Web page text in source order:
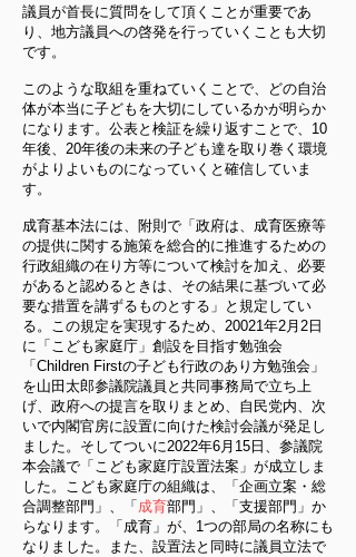
議員が首長に質問をして頂くことが重要であ
り、地方議員への啓発を行っていくことも大切
です。
このような取組を重ねていくことで、どの自治
体が本当に子どもを大切にしているかが明らか
になります。公表と検証を繰り返すことで、10
年後、20年後の未来の子ども達を取り巻く環境
がよりよいものになっていくと確信していま
す。
成育基本法には、附則で「政府は、成育医療等
の提供に関する施策を総合的に推進するための
行政組織の在り方等について検討を加え、必要
があると認めるときは、その結果に基づいて必
要な措置を講ずるものとする」と規定してい
る。この規定を実現するため、20021年2月2日
に「こども家庭庁」創設を目指す勉強会
「Children Firstの子ども行政のあり方勉強会」
を山田太郎参議院議員と共同事務局で立ち上
げ、政府への提言を取りまとめ、自民党内、次
いで内閣官房に設置に向けた検討会議が発足し
ました。そしてついに2022年6月15日、参議院
本会議で「こども家庭庁設置法案」が成立しま
した。こども家庭庁の組織は、「企画立案・総
合調整部門」、「 成育部門」、「支援部門」か
らなります。「成育」が、1つの部局の名称にも
なりました。また、設置法と同時に議員立法で